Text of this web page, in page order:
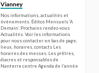
Vianney
Nos informations, actualités et
évènements. Éditos Mensuels ‘A
Demain’. Prochains rendez-vous
Actualités. Voir les informations
pour nous contacter en bas de page,
lieux, horaires, contacts Les
horaires des messes. Les prêtres,
diacres et responsables de
Nanterre centre Agenda de l’année